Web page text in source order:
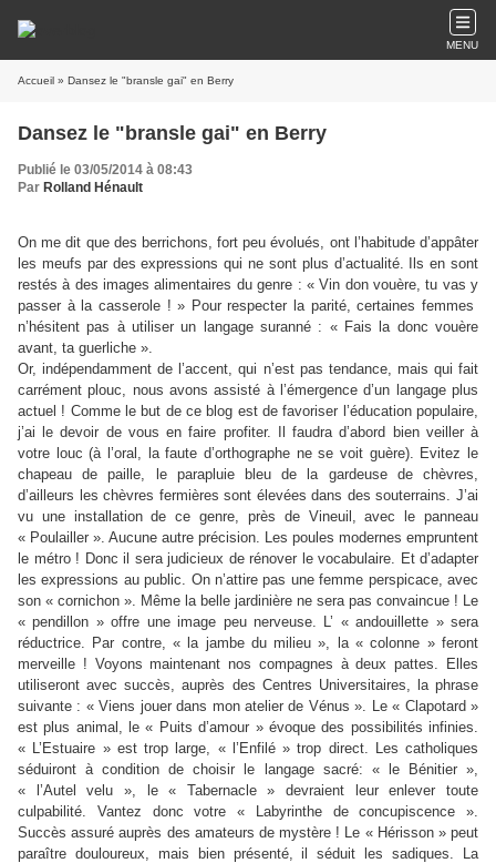
MENU
Accueil » Dansez le "bransle gai" en Berry
Dansez le "bransle gai" en Berry
Publié le 03/05/2014 à 08:43
Par Rolland Hénault
On me dit que des berrichons, fort peu évolués, ont l’habitude d’appâter
les meufs par des expressions qui ne sont plus d’actualité. Ils en sont
restés à des images alimentaires du genre : « Vin don vouère, tu vas y
passer à la casserole ! » Pour respecter la parité, certaines femmes
n’hésitent pas à utiliser un langage suranné : « Fais la donc vouère
avant, ta guerliche ».
Or, indépendamment de l’accent, qui n’est pas tendance, mais qui fait
carrément plouc, nous avons assisté à l’émergence d’un langage plus
actuel ! Comme le but de ce blog est de favoriser l’éducation populaire,
j’ai le devoir de vous en faire profiter. Il faudra d’abord bien veiller à
votre louc (à l’oral, la faute d’orthographe ne se voit guère). Evitez le
chapeau de paille, le parapluie bleu de la gardeuse de chèvres,
d’ailleurs les chèvres fermières sont élevées dans des souterrains. J’ai
vu une installation de ce genre, près de Vineuil, avec le panneau
« Poulailler ». Aucune autre précision. Les poules modernes empruntent
le métro ! Donc il sera judicieux de rénover le vocabulaire. Et d’adapter
les expressions au public. On n’attire pas une femme perspicace, avec
son « cornichon ». Même la belle jardinière ne sera pas convaincue ! Le
« pendillon » offre une image peu nerveuse. L’ « andouillette » sera
réductrice. Par contre, « la jambe du milieu », la « colonne » feront
merveille ! Voyons maintenant nos compagnes à deux pattes. Elles
utiliseront avec succès, auprès des Centres Universitaires, la phrase
suivante : « Viens jouer dans mon atelier de Vénus ». Le « Clapotard »
est plus animal, le « Puits d’amour » évoque des possibilités infinies.
« L’Estuaire » est trop large, « l’Enfilé » trop direct. Les catholiques
séduiront à condition de choisir le langage sacré: « le Bénitier »,
« l’Autel velu », le « Tabernacle » devraient leur enlever toute
culpabilité. Vantez donc votre « Labyrinthe de concupiscence ».
Succès assuré auprès des amateurs de mystère ! Le « Hérisson » peut
paraître douloureux, mais bien présenté, il séduit les sadiques. La